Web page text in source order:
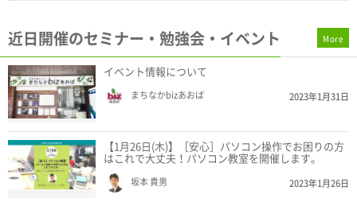
近日開催のセミナー・勉強会・イベント
イベント情報について
まちなかbizあおば 2023年1月31日
【1月26日(木)】［安心］パソコン操作でお困りの方
はこれで大丈夫！パソコン教室を開催します。
坂本 貴男 2023年1月26日
More